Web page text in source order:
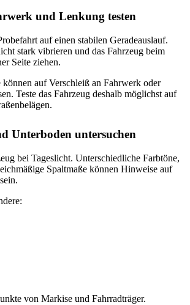
und Lenkung testen
auf einen stabilen Geradeauslauf.
stark vibrieren und das Fahrzeug beim
Seite ziehen.
können auf Verschleiß an Fahrwerk oder
Teste das Fahrzeug deshalb möglichst auf
Unterboden untersuchen
bei Tageslicht. Unterschiedliche Farbtöne,
Spaltmaße können Hinweise auf
von Markise und Fahrradträger.